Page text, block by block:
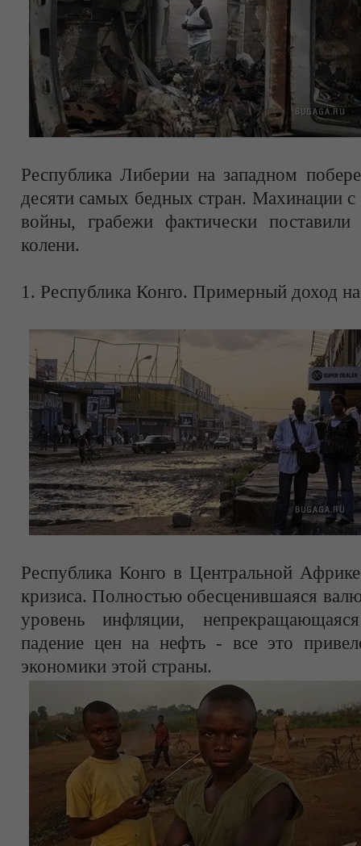
Республика Либерии на западном
десяти самых бедных стран. Махинации с
войны, грабежи фактически
колени.
1. Республика Конго. Примерный доход
Республика Конго в Центральной
кризиса. Полностью обесценившаяся
уровень инфляции,
падение цен на нефть - все это
экономики этой страны.